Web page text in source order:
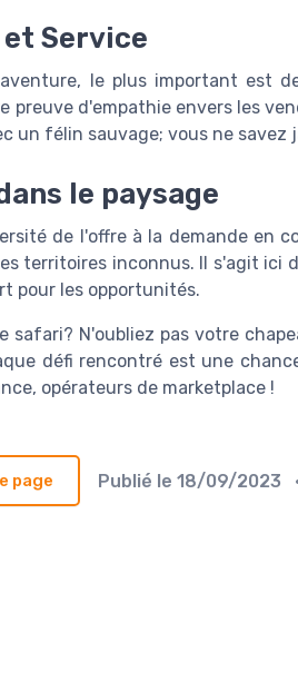
Service
le plus important est
preuve d'empathie envers les
un félin sauvage; vous ne savez
le paysage
de l'offre à la demande en
territoires inconnus. Il s'agit
pour les opportunités.
safari? N'oubliez pas votre
défi rencontré est une
opérateurs de marketplace !
page Publié le 18/09/2023